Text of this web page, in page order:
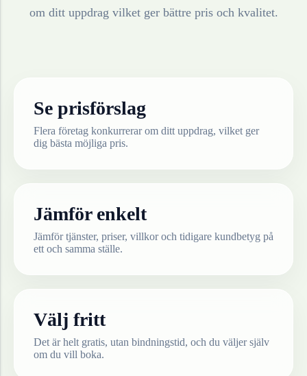
om ditt uppdrag vilket ger bättre pris och kvalitet.
Se prisförslag
Flera företag konkurrerar om ditt uppdrag, vilket ger
dig bästa möjliga pris.
Jämför enkelt
Jämför tjänster, priser, villkor och tidigare kundbetyg på
ett och samma ställe.
Välj fritt
Det är helt gratis, utan bindningstid, och du väljer själv
om du vill boka.